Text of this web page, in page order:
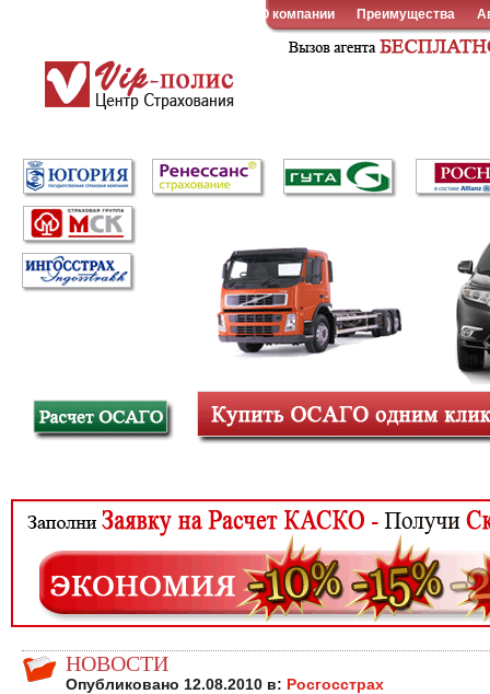
О компании Преимущества
НОВОСТИ
Опубликовано 12.08.2010 в: Росгосстрах